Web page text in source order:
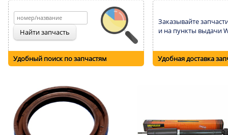
Удобный поиск по запчастям
Заказывайте
и на пункты выдачи
Удобная доставка